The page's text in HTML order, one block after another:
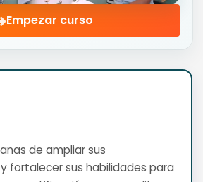
Empezar curso
de ampliar sus
fortalecer sus habilidades para